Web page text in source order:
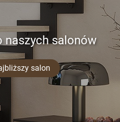
naszych salonów
salon